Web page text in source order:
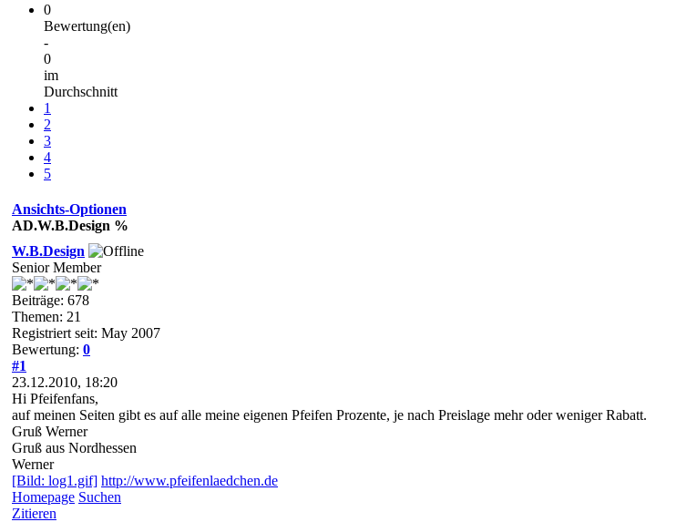
0
Bewertung(en)
-
0
im
Durchschnitt
1
2
3
4
5
Ansichts-Optionen
AD.W.B.Design %
W.B.Design
Senior Member
Beiträge: 678
Themen: 21
Registriert seit: May 2007
Bewertung: 0
#1
23.12.2010, 18:20
Hi Pfeifenfans,
auf meinen Seiten gibt es auf alle meine eigenen Pfeifen Prozente, je nach Preislage mehr oder weniger Rabatt.
Gruß Werner
Gruß aus Nordhessen
Werner
[Bild: log1.gif] http://www.pfeifenlaedchen.de
Homepage Suchen
Zitieren